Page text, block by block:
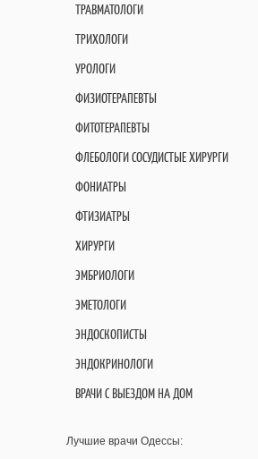
ТРАВМАТОЛОГИ
ТРИХОЛОГИ
УРОЛОГИ
ФИЗИОТЕРАПЕВТЫ
ФИТОТЕРАПЕВТЫ
ФЛЕБОЛОГИ СОСУДИСТЫЕ ХИРУРГИ
ФОНИАТРЫ
ФТИЗИАТРЫ
ХИРУРГИ
ЭМБРИОЛОГИ
ЭМЕТОЛОГИ
ЭНДОСКОПИСТЫ
ЭНДОКРИНОЛОГИ
ВРАЧИ С ВЫЕЗДОМ НА ДОМ
Лучшие врачи Одессы: